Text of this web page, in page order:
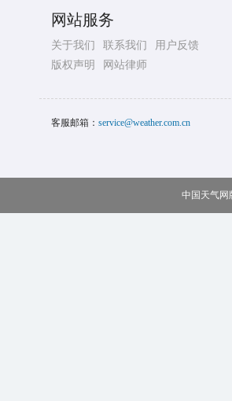
网站服务
关于我们 联系我们
用户反馈
版权声明
网站律师
客服邮箱： service@weather.com.cn
中国天气